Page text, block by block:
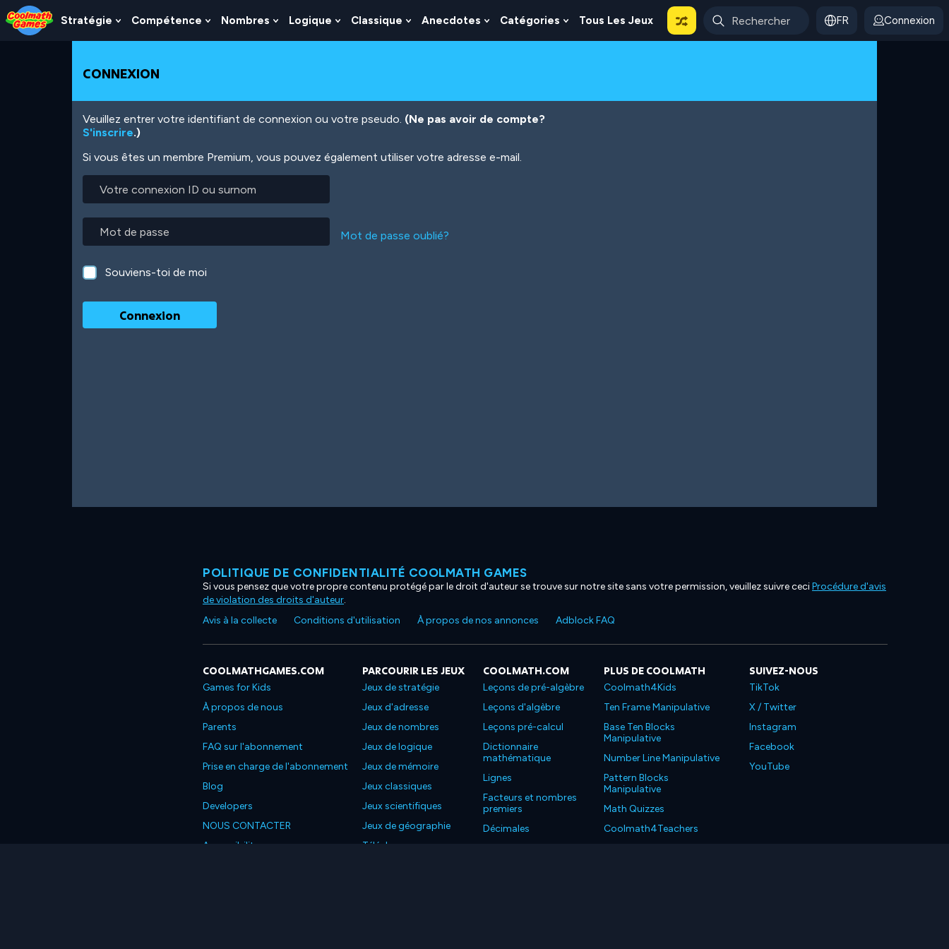
Skip
to
Top
Skip
to
Navigation
Skip
to
Main
Skip
to
Footer
Aller
au
contenu
Stratégie
Show
Submenu
Stratégie
Compétence
Show
Submenu
Nombres
Show
Submenu
Logique
Show
Submenu
Classique
Show
Submenu
Anecdotes
Show
Submenu
Catégories
Show
Submenu
Tous Les Jeux FR Connexion
CONNEXION
Veuillez entrer votre identifiant de connexion ou votre pseudo. (Ne pas avoir de compte?
S'inscrire.)
Si vous êtes un membre Premium, vous pouvez également utiliser votre adresse e-mail.
connexion
ou
surnom
Mot de passe oublié?
Souviens-toi de moi
POLITIQUE DE CONFIDENTIALITÉ COOLMATH GAMES
Si vous pensez que votre propre contenu protégé par le droit d'auteur se trouve sur notre site sans votre permission, veuillez suivre ceciProcédure d'avis
de violation des droits d'auteur.
Avis à la collecte
Conditions d'utilisation À propos de nos annonces Adblock FAQ
COOLMATHGAMES.COM
Games for Kids
À propos de nous
Parents
FAQ sur l'abonnement
Prise en charge de l'abonnement
Blog
Developers
NOUS CONTACTER
Accessibility
PARCOURIR LES JEUX
Jeux de stratégie
Jeux d'adresse
Jeux de nombres
Jeux de logique
Jeux de mémoire
Jeux classiques
Jeux scientifiques
Jeux de géographie
Téléchargez nos
COOLMATH.COM
Leçons de pré-algèbre
Leçons d'algèbre
Leçons pré-calcul
Dictionnaire
mathématique
Lignes
Facteurs et nombres
premiers
Décimales
PLUS DE COOLMATH
Coolmath4Kids
Ten Frame Manipulative
Base Ten Blocks
Manipulative
Number Line Manipulative
Pattern Blocks
Manipulative
Math Quizzes
Coolmath4Teachers
SUIVEZ-NOUS
TikTok
X / Twitter
Instagram
Facebook
YouTube